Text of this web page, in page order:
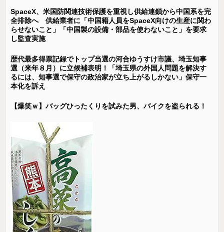
SpaceX、米国防関連技術保護を重視し供給連鎖から中国系を完
全排除へ 供給業者に「中国籍人員をSpaceX向けの生産に関わ
らせないこと」「中国製の設備・部品を使わないこと」を要求
し監査実施
歴代最多得票記録でトップ当選の河合ゆうすけ市議、埼玉知事
選（来年８月）に立候補表明！「埼玉県の外国人問題を解決す
るには、知事選で保守の政治家が立ち上がるしかない」保守一
本化を訴え
【爆笑ｗ】バッグひったくりを試みた男、バイクを盗られる！